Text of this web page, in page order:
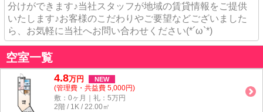
分けができます♪当社スタッフが地域の賃貸情報をご提供
いたします♪お客様のこだわりやご要望などございました
ら、お気軽に当社へお問い合わせください(*´ω`*)
空室一覧
4.8万円 NEW
(管理費・共益費 5,000円)
敷：0ヶ月｜礼：5万円
2階 / 1K / 22.00㎡